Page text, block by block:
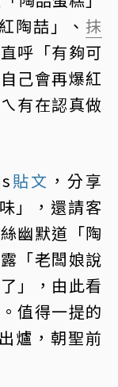
陶喆」、 抹
呼「有夠可
己會再爆紅
有在認真做
貼文 ，分享
」，還請客
幽默道「陶
「老闆娘說
」，由此看
值得一提的
爐，朝聖前